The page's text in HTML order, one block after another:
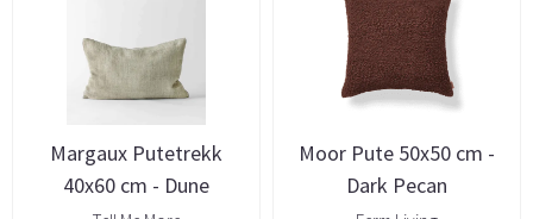
Margaux Putetrekk
40x60 cm - Dune
Moor Pute 50x50 cm -
Dark Pecan